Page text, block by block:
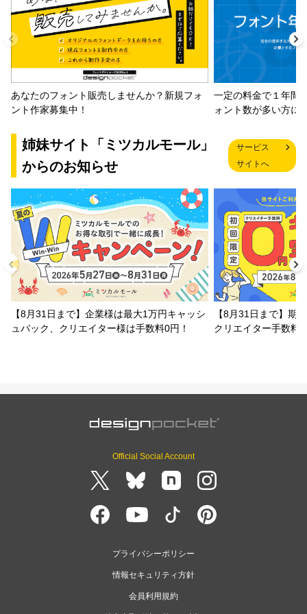
あなたのフォント販売しませんか？新規フォ
ント作家募集中！
一定の料金で１年間
ォント数が多い方に
姉妹サイト「ミツカルモール」
からのお知らせ
サービス
サイトへ
【8月31日まで】企業様は最大1万円キャッシ
ュバック、クリエイター様は手数料0円！
【8月31日まで】期
クリエイター手数料
Official Social Account
プライバシーポリシー
情報セキュリティ方針
会員利用規約